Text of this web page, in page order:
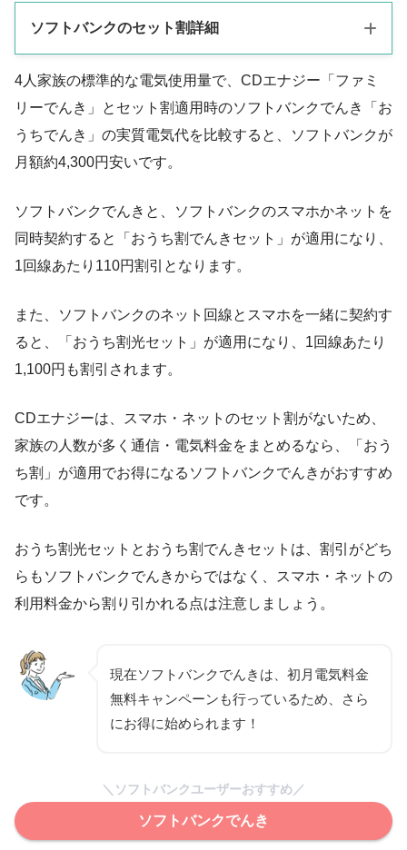
ソフトバンクのセット割詳細
家族4人が、スマホをソフトバンクと契約した場合とします。
家族でソフトバンクのネット回線（Softbank光かSoftbank Air）
を1回線契約した場合とします。
で計5回線・550円の割引適用時の価格です。
4人家族の標準的な電気使用量で、CDエナジー「ファミ
リーでんき」とセット割適用時のソフトバンクでんき「お
うちでんき」の実質電気代を比較すると、ソフトバンクが
月額約4,300円安いです。
ソフトバンクでんきと、ソフトバンクのスマホかネットを
同時契約すると「おうち割でんきセット」が適用になり、
1回線あたり110円割引となります。
また、ソフトバンクのネット回線とスマホを一緒に契約す
ると、「おうち割光セット」が適用になり、1回線あたり
1,100円も割引されます。
CDエナジーは、スマホ・ネットのセット割がないため、
家族の人数が多く通信・電気料金をまとめるなら、「おう
ち割」が適用でお得になるソフトバンクでんきがおすすめ
です。
おうち割光セットとおうち割でんきセットは、割引がどち
らもソフトバンクでんきからではなく、スマホ・ネットの
利用料金から割り引かれる点は注意しましょう。
現在ソフトバンクでんきは、初月電気料金
無料キャンペーンも行っているため、さら
にお得に始められます！
＼ソフトバンクユーザーおすすめ／
ソフトバンクでんき